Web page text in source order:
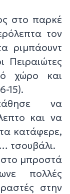
στο παρκέ
τον
ριμπάουντ
Πειραιώτες
χώρο και
15).
να
και να
κατάφερε,
τσουβάλι.
μπροστά
πολλές
στην